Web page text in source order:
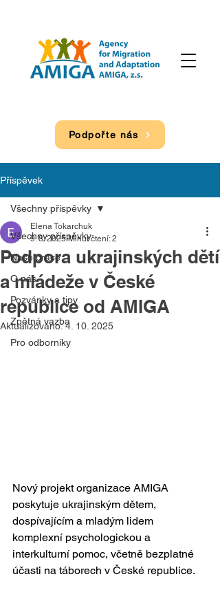
Podpořte nás
Příspěvek
Všechny příspěvky
Naše práce
O nás
Pozvánky a tipy
Zpětná vazba
Pro odborníky
Všechny příspěvky
Podpora ukrajinských dětí
a mládeže v České
republice od AMIGA
Elena Tokarchuk
9. 8. 2025 Minut čtení: 2
Aktualizováno:4. 10. 2025
Nový projekt organizace AMIGA
poskytuje ukrajinským dětem,
dospívajícím a mladým lidem
komplexní psychologickou a
interkulturní pomoc, včetně bezplatné
účasti na táborech v České republice.